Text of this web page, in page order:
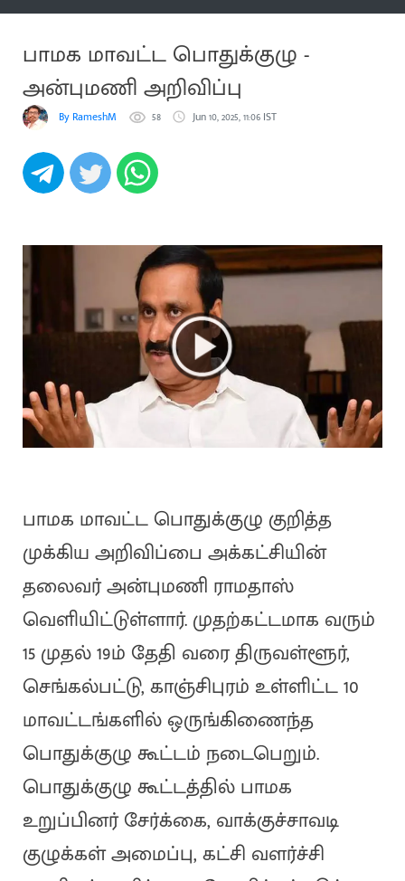
பாமக மாவட்ட பொதுக்குழு -
அன்புமணி அறிவிப்பு
By RameshM 58 Jun 10, 2025, 11:06 IST
பாமக மாவட்ட பொதுக்குழு குறித்த
முக்கிய அறிவிப்பை அக்கட்சியின்
தலைவர் அன்புமணி ராமதாஸ்
வெளியிட்டுள்ளார். முதற்கட்டமாக வரும்
15 முதல் 19ம் தேதி வரை திருவள்ளூர்,
செங்கல்பட்டு, காஞ்சிபுரம் உள்ளிட்ட 10
மாவட்டங்களில் ஒருங்கிணைந்த
பொதுக்குழு கூட்டம் நடைபெறும்.
பொதுக்குழு கூட்டத்தில் பாமக
உறுப்பினர் சேர்க்கை, வாக்குச்சாவடி
குழுக்கள் அமைப்பு, கட்சி வளர்ச்சி